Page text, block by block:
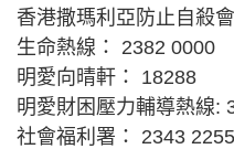
香港撒瑪利亞防止自殺
生命熱線： 2382 0000
明愛向晴軒： 18288
明愛財困壓力輔導熱線:
社會福利署： 2343 2255